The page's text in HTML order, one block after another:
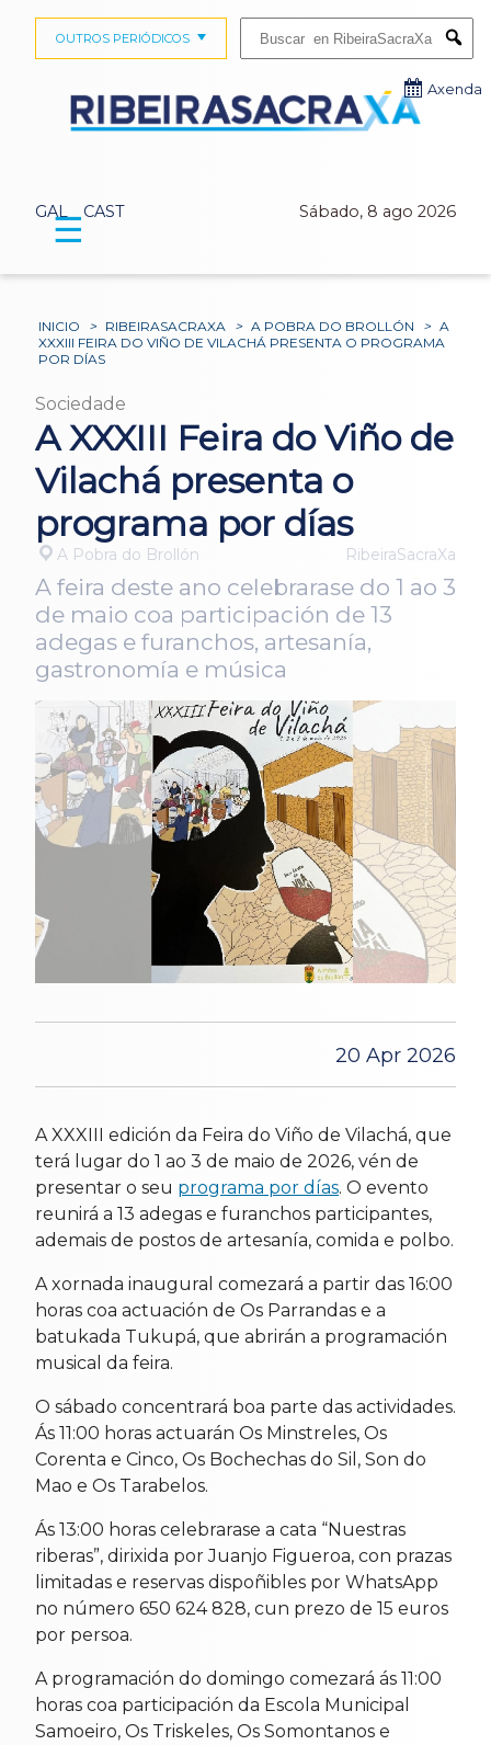
GAL CAST Sábado, 8 ago 2026
OUTROS PERIÓDICOS
Axenda
☰
INICIO > RIBEIRASACRAXA > A POBRA DO BROLLÓN > A
XXXIII FEIRA DO VIÑO DE VILACHÁ PRESENTA O PROGRAMA
POR DÍAS
Sociedade
A XXXIII Feira do Viño de
Vilachá presenta o
programa por días
A Pobra do Brollón RibeiraSacraXa
A feira deste ano celebrarase do 1 ao 3
de maio coa participación de 13
adegas e furanchos, artesanía,
gastronomía e música
20 Apr 2026
A XXXIII edición da Feira do Viño de Vilachá, que
terá lugar do 1 ao 3 de maio de 2026, vén de
presentar o seu programa por días. O evento
reunirá a 13 adegas e furanchos participantes,
ademais de postos de artesanía, comida e polbo.
A xornada inaugural comezará a partir das 16:00
horas coa actuación de Os Parrandas e a
batukada Tukupá, que abrirán a programación
musical da feira.
O sábado concentrará boa parte das actividades.
Ás 11:00 horas actuarán Os Minstreles, Os
Corenta e Cinco, Os Bochechas do Sil, Son do
Mao e Os Tarabelos.
Ás 13:00 horas celebrarase a cata “Nuestras
riberas”, dirixida por Juanjo Figueroa, con prazas
limitadas e reservas dispoñibles por WhatsApp
no número 650 624 828, cun prezo de 15 euros
por persoa.
A programación do domingo comezará ás 11:00
horas coa participación da Escola Municipal
Samoeiro, Os Triskeles, Os Somontanos e